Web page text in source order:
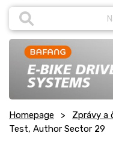
Homepage Zprávy a
Test, Author Sector 29